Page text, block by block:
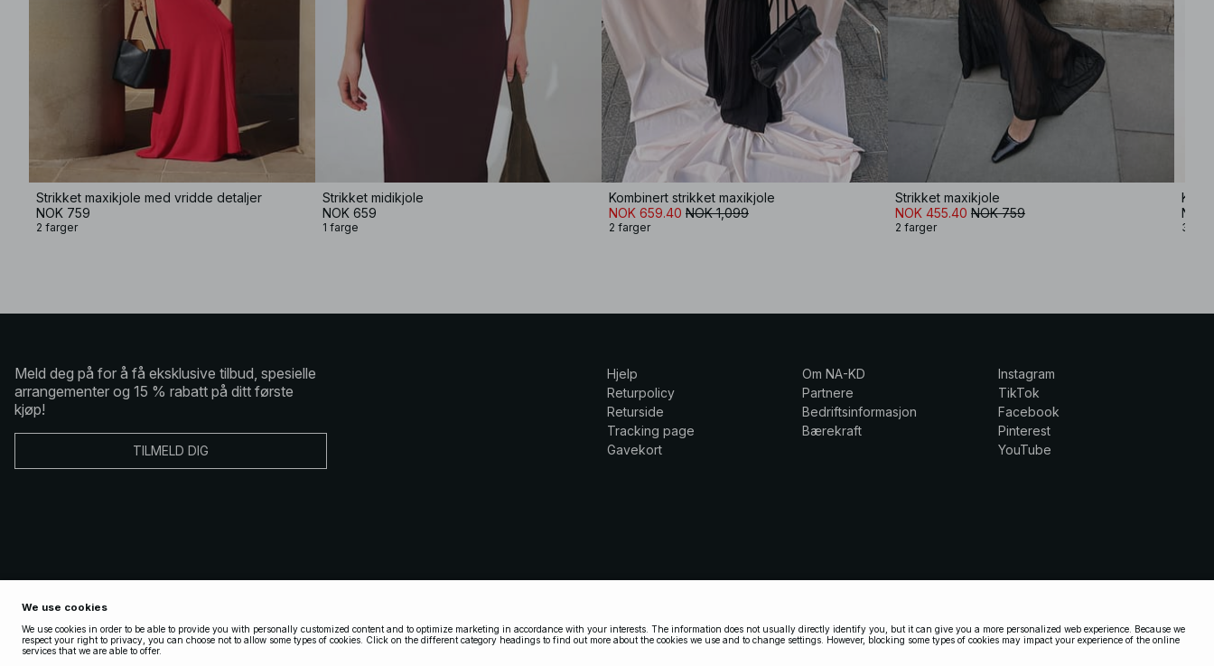
Strikket maxikjole med vridde detaljer
NOK 759
2 farger
Strikket midikjole
NOK 659
1 farge
Kombinert strikket maxikjole
NOK 659.40 NOK 1,099
2 farger
Strikket maxikjole
NOK 455.40 NOK 759
2 farger
NOK
3
Meld deg på for å få eksklusive tilbud, spesielle
arrangementer og 15 % rabatt på ditt første
kjøp!
TILMELD DIG
Hjelp
Returpolicy
Returside
Tracking page
Gavekort
Om NA-KD
Partnere
Bedriftsinformasjon
Bærekraft
Instagram
TikTok
Facebook
Pinterest
YouTube